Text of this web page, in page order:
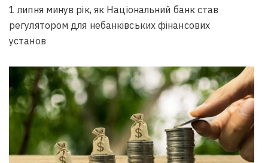
1 липня минув рік, як Національний банк став
регулятором для небанківських фінансових
установ